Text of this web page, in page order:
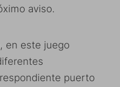
aviso.
en este juego
puerto